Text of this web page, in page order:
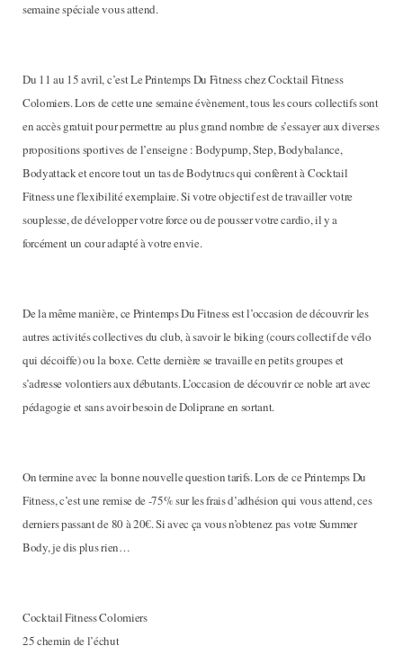
semaine spéciale vous attend.
Du 11 au 15 avril, c’est Le Printemps Du Fitness chez Cocktail Fitness
Colomiers. Lors de cette une semaine évènement, tous les cours collectifs sont
en accès gratuit pour permettre au plus grand nombre de s’essayer aux diverses
propositions sportives de l’enseigne : Bodypump, Step, Bodybalance,
Bodyattack et encore tout un tas de Bodytrucs qui confèrent à Cocktail
Fitness une flexibilité exemplaire. Si votre objectif est de travailler votre
souplesse, de développer votre force ou de pousser votre cardio, il y a
forcément un cour adapté à votre envie.
De la même manière, ce Printemps Du Fitness est l’occasion de découvrir les
autres activités collectives du club, à savoir le biking (cours collectif de vélo
qui décoiffe) ou la boxe. Cette dernière se travaille en petits groupes et
s’adresse volontiers aux débutants. L’occasion de découvrir ce noble art avec
pédagogie et sans avoir besoin de Doliprane en sortant.
On termine avec la bonne nouvelle question tarifs. Lors de ce Printemps Du
Fitness, c’est une remise de -75% sur les frais d’adhésion qui vous attend, ces
derniers passant de 80 à 20€. Si avec ça vous n’obtenez pas votre Summer
Body, je dis plus rien…
Cocktail Fitness Colomiers
25 chemin de l’échut